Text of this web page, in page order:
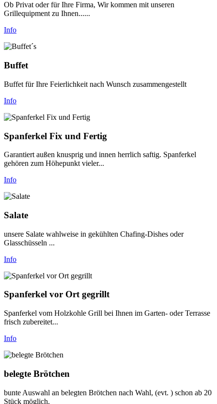
Ob Privat oder für Ihre Firma, Wir kommen mit unseren
Grillequipment zu Ihnen......
Info
Buffet
Buffet für Ihre Feierlichkeit nach Wunsch zusammengestellt
Info
Spanferkel Fix und Fertig
Garantiert außen knusprig und innen herrlich saftig. Spanferkel
gehören zum Höhepunkt vieler...
Info
Salate
unsere Salate wahlweise in gekühlten Chafing-Dishes oder
Glasschüsseln ...
Info
Spanferkel vor Ort gegrillt
Spanferkel vom Holzkohle Grill bei Ihnen im Garten- oder Terrasse
frisch zubereitet...
Info
belegte Brötchen
bunte Auswahl an belegten Brötchen nach Wahl, (evt. ) schon ab 20
Stück möglich.